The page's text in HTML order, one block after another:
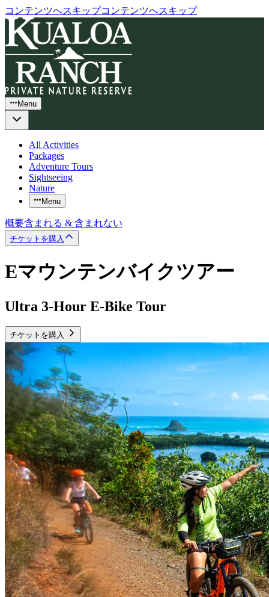
コンテンツへスキップコンテンツへスキップ
Menu
All Activities
Packages
Adventure Tours
Sightseeing
Nature
Menu
概要含まれる & 含まれない
チケットを購入
Eマウンテンバイクツアー
Ultra 3-Hour E-Bike Tour
チケットを購入